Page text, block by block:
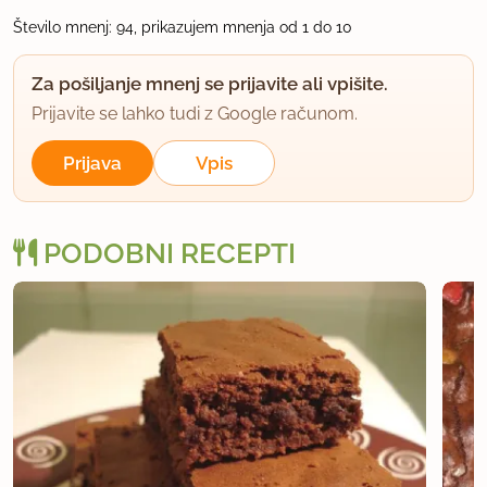
17.12.2008 ob 14:23
Ja, meni se je tudi zdelo, da je tako, glede na
vrstni red napisanih sestavin. Vanja hvala, bom
uporabno
bannanna
5457 sporočil
17.12.2008 ob 15:56
lahko še vedno urediš recept
Število mnenj: 94, prikazujem mnenja od 1 do 10
Za pošiljanje mnenj se prijavite ali vpišite.
Prijavite se lahko tudi z Google računom.
Prijava Vpis
PODOBNI RECEPTI